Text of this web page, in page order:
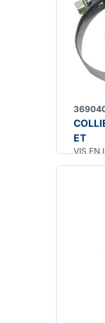
ET
VIS EN